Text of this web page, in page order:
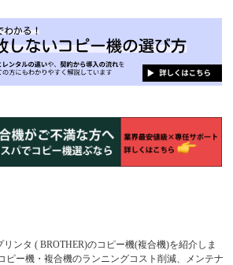
リンタ ( BROTHER)のコピー機(複合機)を紹介しま
ピー機・複合機のランニングコスト削減、メンテナ